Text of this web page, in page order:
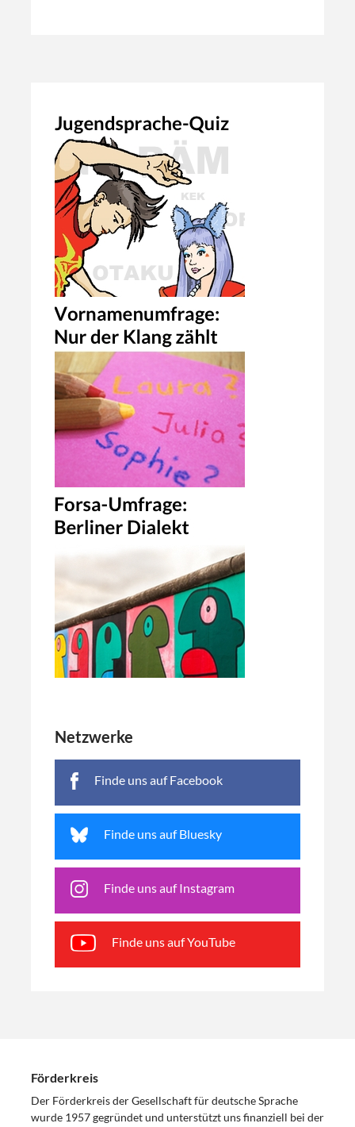
Netzwerke
Finde uns auf Facebook
Finde uns auf Bluesky
Finde uns auf Instagram
Finde uns auf YouTube
Förderkreis
Der Förderkreis der Gesellschaft für deutsche Sprache
wurde 1957 gegründet und unterstützt uns finanziell bei der